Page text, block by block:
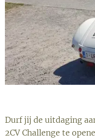
Durf jij de uitdaging
2CV Challenge te